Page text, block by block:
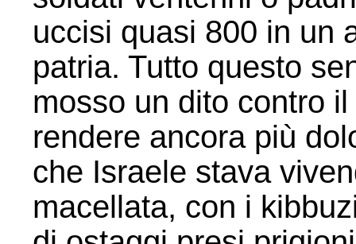
uccisi quasi 800 in un
patria. Tutto questo
mosso un dito contro
rendere ancora più
che Israele stava
macellata, con i